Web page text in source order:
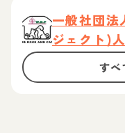
一般社団法
ジェクト)
すべ